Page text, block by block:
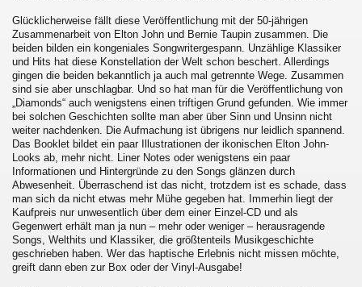
Glücklicherweise fällt diese Veröffentlichung mit der 50-jährigen
Zusammenarbeit von Elton John und Bernie Taupin zusammen. Die
beiden bilden ein kongeniales Songwritergespann. Unzählige Klassiker
und Hits hat diese Konstellation der Welt schon beschert. Allerdings
gingen die beiden bekanntlich ja auch mal getrennte Wege. Zusammen
sind sie aber unschlagbar. Und so hat man für die Veröffentlichung von
„Diamonds“ auch wenigstens einen triftigen Grund gefunden. Wie immer
bei solchen Geschichten sollte man aber über Sinn und Unsinn nicht
weiter nachdenken. Die Aufmachung ist übrigens nur leidlich spannend.
Das Booklet bildet ein paar Illustrationen der ikonischen Elton John-
Looks ab, mehr nicht. Liner Notes oder wenigstens ein paar
Informationen und Hintergründe zu den Songs glänzen durch
Abwesenheit. Überraschend ist das nicht, trotzdem ist es schade, dass
man sich da nicht etwas mehr Mühe gegeben hat. Immerhin liegt der
Kaufpreis nur unwesentlich über dem einer Einzel-CD und als
Gegenwert erhält man ja nun – mehr oder weniger – herausragende
Songs, Welthits und Klassiker, die größtenteils Musikgeschichte
geschrieben haben. Wer das haptische Erlebnis nicht missen möchte,
greift dann eben zur Box oder der Vinyl-Ausgabe!